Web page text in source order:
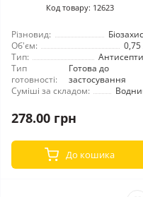
Код товару: 12623
Різновид:
Об'єм:
0,75
Тип:
Тип
готовності:
Готова до
застосування
Суміші за складом:
278.00 грн
До кошика